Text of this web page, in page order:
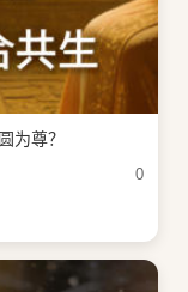
为尊？
0